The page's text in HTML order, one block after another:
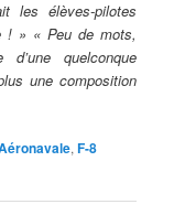
les élèves-pilotes
! » « Peu de mots,
quelconque
une composition
,F-8